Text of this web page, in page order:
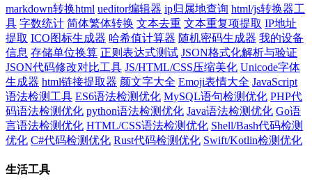
markdown转换html ueditor编辑器 ip归属地查询 html/js转换器工
具 字数统计 简体繁体转换 文本去重 文本重复项提取 IP地址
提取 ICO图标生成器 哈希值计算器 随机密码生成器 我的设备
信息 存储单位换算 正则表达式测试 JSON格式化解析与验证
JSON代码修改对比工具 JS/HTML/CSS压缩美化 Unicode字体
生成器 html链接提取器 颜文字大全 Emoji表情大全 JavaScript
语法检测工具 ES6语法检测优化 MySQL语句检测优化 PHP代
码语法检测优化 python语法检测优化 Java语法检测优化 Go语
言语法检测优化 HTML/CSS语法检测优化 Shell/Bash代码检测
优化 C#代码检测优化 Rust代码检测优化 Swift/Kotlin检测优化
生活工具